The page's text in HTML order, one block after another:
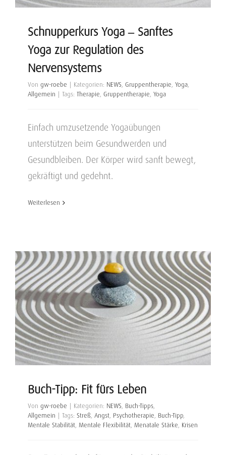
Schnupperkurs Yoga – Sanftes
Yoga zur Regulation des
Nervensystems
Von gw-roebe Kategorien: NEWS, Gruppentherapie, Yoga,
Allgemein
Tags: Therapie, Gruppentherapie, Yoga
Einfach umzusetzende Yogaübungen
unterstützen beim Gesundwerden und
Gesundbleiben. Der Körper wird sanft bewegt,
gekräftigt und gedehnt.
Weiterlesen
Buch-Tipp: Fit fürs Leben
Von gw-roebe Kategorien: NEWS, Buch-Tipps,
Allgemein
Tags: Streß, Angst, Psychotherapie, Buch-Tipp,
Mentale Stabilität, Mentale Flexibilität, Menatale Stärke, Krisen